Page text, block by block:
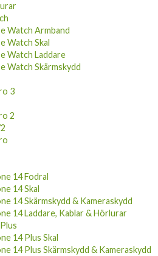
Watch Armband
Watch Skal
Watch Laddare
Watch Skärmskydd
3
2
14 Fodral
14 Skal
14 Skärmskydd & Kameraskydd
14 Laddare, Kablar & Hörlurar
14 Plus Skal
14 Plus Skärmskydd & Kameraskydd